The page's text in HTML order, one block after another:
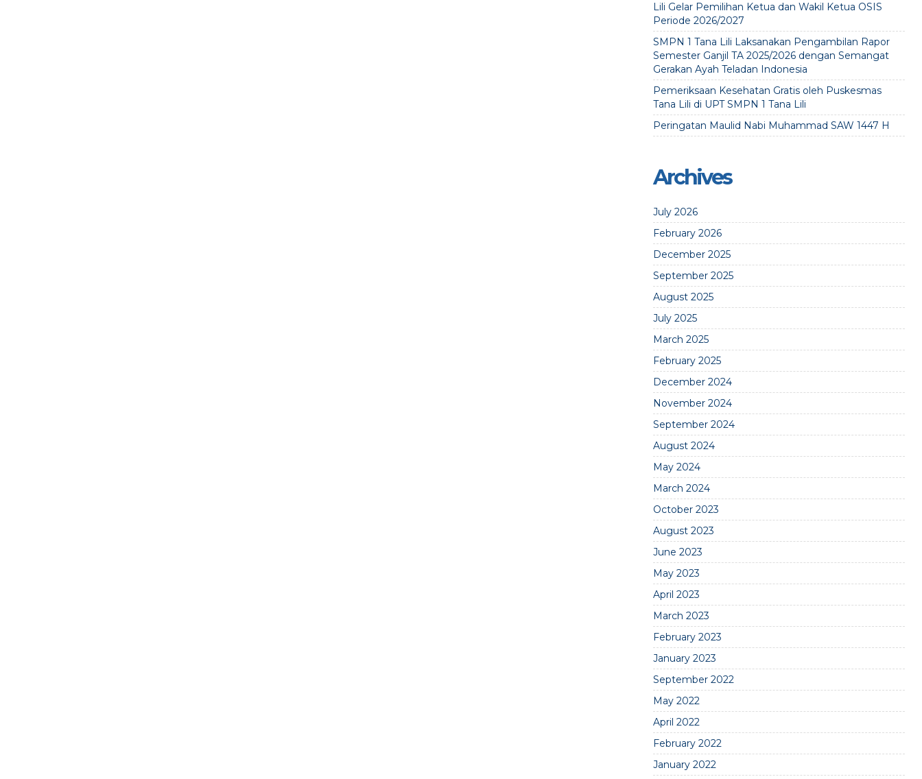
Lili Gelar Pemilihan Ketua dan Wakil Ketua OSIS
Periode 2026/2027
SMPN 1 Tana Lili Laksanakan Pengambilan Rapor
Semester Ganjil TA 2025/2026 dengan Semangat
Gerakan Ayah Teladan Indonesia
Pemeriksaan Kesehatan Gratis oleh Puskesmas
Tana Lili di UPT SMPN 1 Tana Lili
Peringatan Maulid Nabi Muhammad SAW 1447 H
Archives
July 2026
February 2026
December 2025
September 2025
August 2025
July 2025
March 2025
February 2025
December 2024
November 2024
September 2024
August 2024
May 2024
March 2024
October 2023
August 2023
June 2023
May 2023
April 2023
March 2023
February 2023
January 2023
September 2022
May 2022
April 2022
February 2022
January 2022